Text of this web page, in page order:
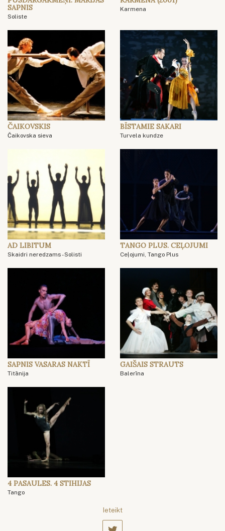
SAPNIS
Soliste
Karmena
ČAIKOVSKIS
Čaikovska sieva
BĪSTAMIE SAKARI
Turvela kundze
AD LIBITUM
Skaidri neredzams - Solisti
TANGO PLUS. CEĻOJUMI
Ceļojumi, Tango Plus
SAPNIS VASARAS NAKTĪ
Titānija
GAIŠAIS STRAUTS
Balerīna
4 PASAULES. 4 STIHIJAS
Tango
Ieteikt